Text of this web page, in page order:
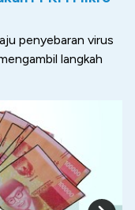
penyebaran virus
langkah